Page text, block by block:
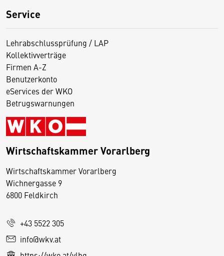
Service
Lehrabschlussprüfung / LAP
Kollektivverträge
Firmen A-Z
Benutzerkonto
eServices der WKO
Betrugswarnungen
Wirtschaftskammer Vorarlberg
Wirtschaftskammer Vorarlberg
Wichnergasse 9
6800 Feldkirch
+43 5522 305
info@wkv.at
D
i
e
e
S
e